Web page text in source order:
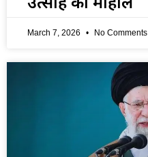
March 7, 2026 No Comments